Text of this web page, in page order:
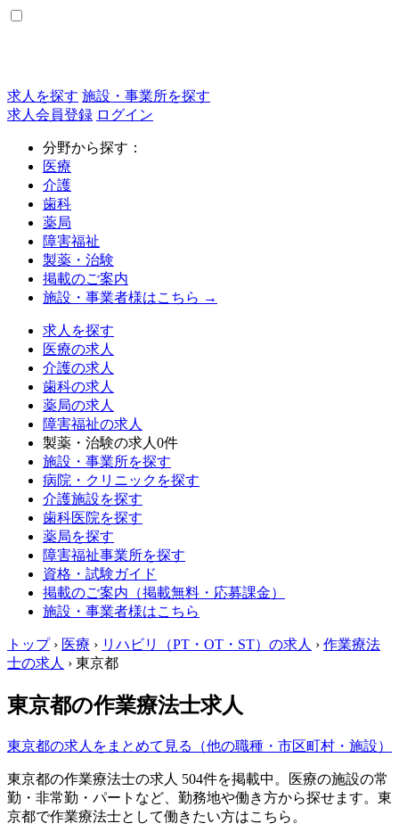
求人を探す 施設・事業所を探す
求人会員登録 ログイン
分野から探す：
医療
介護
歯科
薬局
障害福祉
製薬・治験
掲載のご案内
施設・事業者様はこちら →
求人を探す
医療の求人
介護の求人
歯科の求人
薬局の求人
障害福祉の求人
製薬・治験の求人 0件
施設・事業所を探す
病院・クリニックを探す
介護施設を探す
歯科医院を探す
薬局を探す
障害福祉事業所を探す
資格・試験ガイド
掲載のご案内（掲載無料・応募課金）
施設・事業者様はこちら
トップ › 医療 › リハビリ（PT・OT・ST）の求人 › 作業療法
士の求人 › 東京都
東京都の作業療法士求人
東京都の求人をまとめて見る（他の職種・市区町村・施設）
東京都の作業療法士の求人 504件を掲載中。医療の施設の常
勤・非常勤・パートなど、勤務地や働き方から探せます。東
京都で作業療法士として働きたい方はこちら。